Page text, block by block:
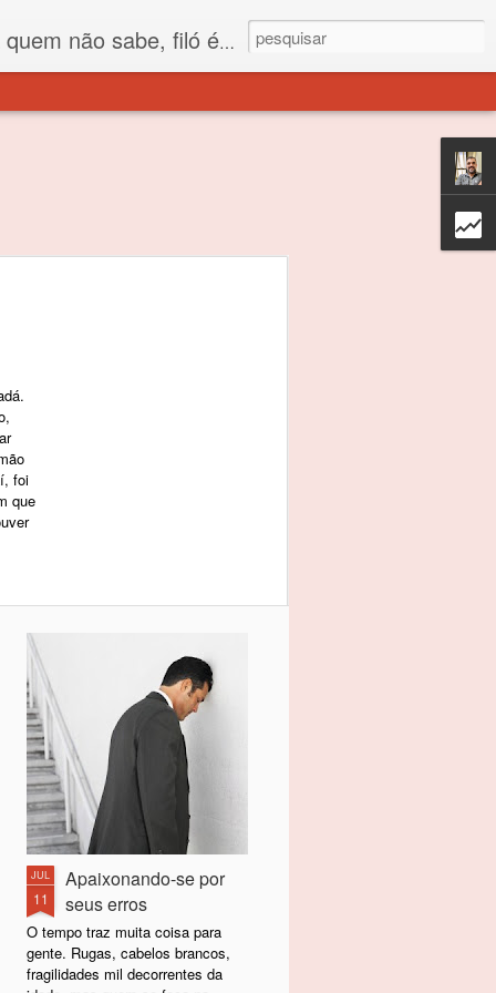
o propósito deste nome... Para viver em sociedade tem que ter saco de filó.
foi
que
JUL
11
Apaixonando-se por
seus erros
O tempo traz muita coisa para
gente. Rugas, cabelos brancos,
fragilidades mil decorrentes da